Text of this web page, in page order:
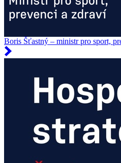
Boris Šťastný – ministr pro sport,